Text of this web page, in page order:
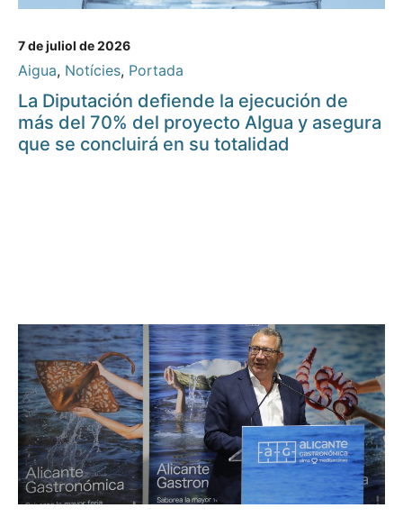
7 de juliol de 2026
Aigua, Notícies, Portada
La Diputación defiende la ejecución de
más del 70% del proyecto AIgua y asegura
que se concluirá en su totalidad